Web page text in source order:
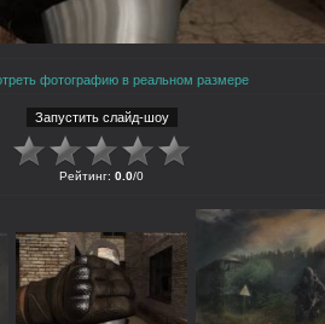
фотографию в реальном размере
Рейтинг: 0.0/0